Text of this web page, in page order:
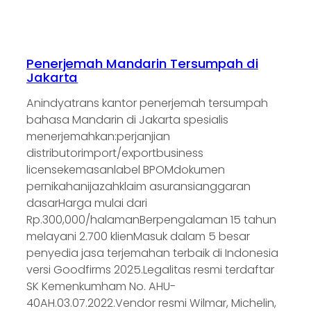
Penerjemah Mandarin Tersumpah di
Jakarta
Anindyatrans kantor penerjemah tersumpah
bahasa Mandarin di Jakarta spesialis
menerjemahkan:perjanjian
distributorimport/exportbusiness
licensekemasanlabel BPOMdokumen
pernikahanijazahklaim asuransianggaran
dasarHarga mulai dari
Rp.300,000/halamanBerpengalaman 15 tahun
melayani 2.700 klienMasuk dalam 5 besar
penyedia jasa terjemahan terbaik di Indonesia
versi Goodfirms 2025.Legalitas resmi terdaftar
SK Kemenkumham No. AHU-
40AH.03.07.2022.Vendor resmi Wilmar, Michelin,